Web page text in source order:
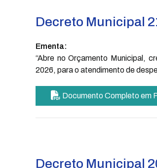
Decreto Municipal
Ementa:
“Abre no Orçamento Municipal,
2026, para o atendimento de
Documento Completo em
Decreto Municipal